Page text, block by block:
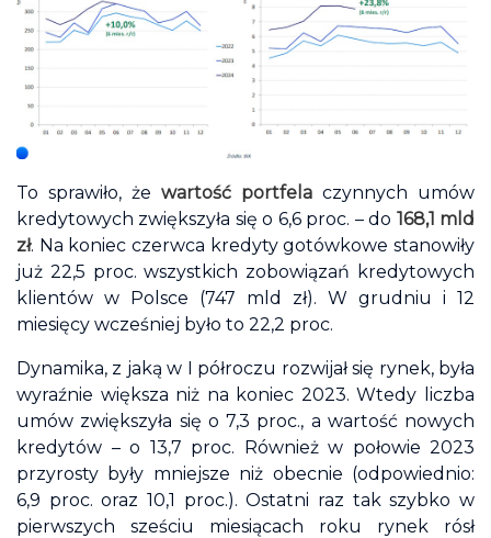
To sprawiło, że wartość portfela czynnych umów
kredytowych zwiększyła się o 6,6 proc. – do 168,1 mld
zł. Na koniec czerwca kredyty gotówkowe stanowiły
już 22,5 proc. wszystkich zobowiązań kredytowych
klientów w Polsce (747 mld zł). W grudniu i 12
miesięcy wcześniej było to 22,2 proc.
Dynamika, z jaką w I półroczu rozwijał się rynek, była
wyraźnie większa niż na koniec 2023. Wtedy liczba
umów zwiększyła się o 7,3 proc., a wartość nowych
kredytów – o 13,7 proc. Również w połowie 2023
przyrosty były mniejsze niż obecnie (odpowiednio:
6,9 proc. oraz 10,1 proc.). Ostatni raz tak szybko w
pierwszych sześciu miesiącach roku rynek rósł